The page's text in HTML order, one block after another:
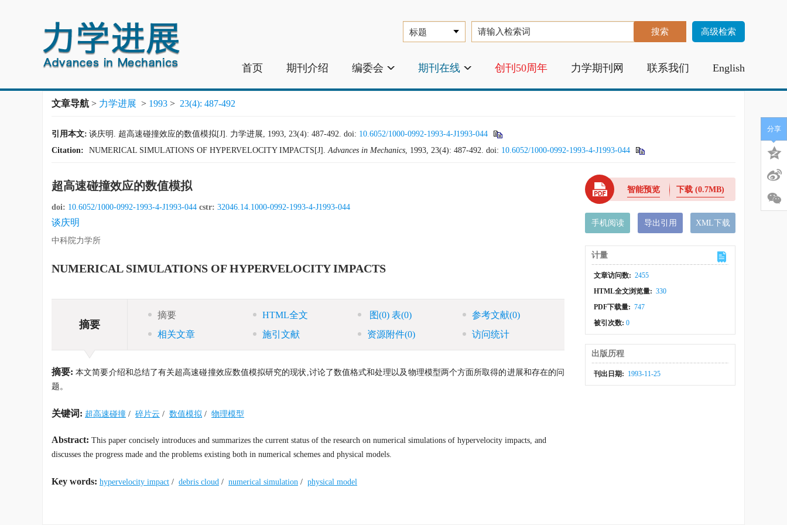
高级检索
首页 期刊介绍 编委会 期刊在线 创刊50周年 力学期刊网 联系我们 English
文章导航 > 力学进展 > 1993 > 23(4): 487-492
引用本文: 谈庆明. 超高速碰撞效应的数值模拟[J]. 力学进展, 1993, 23(4): 487-492. doi: 10.6052/1000-0992-1993-4-J1993-044
Citation:
NUMERICAL SIMULATIONS OF HYPERVELOCITY IMPACTS[J].Advances in Mechanics, 1993, 23(4): 487-492. doi: 10.6052/1000-0992-1993-4-J1993-044
超高速碰撞效应的数值模拟
doi: 10.6052/1000-0992-1993-4-J1993-044 cstr: 32046.14.1000-0992-1993-4-J1993-044
谈庆明
中科院力学所
NUMERICAL SIMULATIONS OF HYPERVELOCITY IMPACTS
摘要
摘要 HTML全文 图(0) 表(0) 参考文献(0)
相关文章
施引文献 资源附件(0) 访问统计
摘要: 本文简要介绍和总结了有关超高速碰撞效应数值模拟研究的现状,讨论了数值格式和处理以及物理模型两个方面所取得的进展和存在的问
题。
关键词: 超高速碰撞 / 碎片云 / 数值模拟 / 物理模型
Abstract: This paper concisely introduces and summarizes the current status of the research on numerical simulations of hypervelocity impacts, and
discusses the progress made and the problems existing both in numerical schemes and physical models.
Key words: hypervelocity impact / debris cloud / numerical simulation / physical model
智能预览 下载(0.7MB)
手机阅读 导出引用 XML下载
计量
文章访问数: 2455
HTML全文浏览量: 330
PDF下载量: 747
被引次数:0
出版历程
刊出日期: 1993-11-25
分享